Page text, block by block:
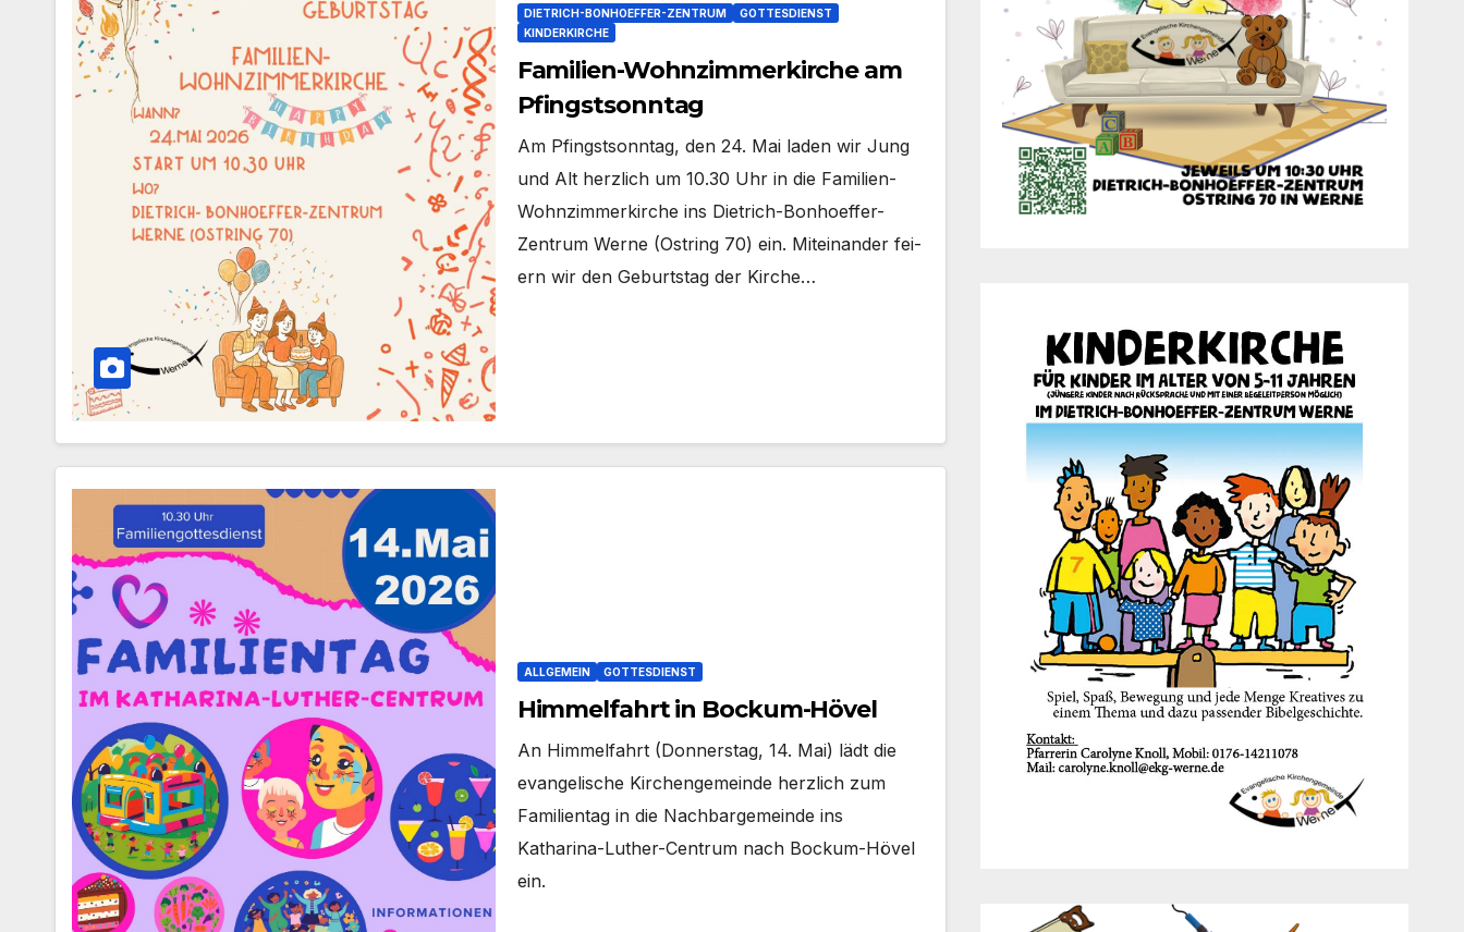
DIETRICH-BONHOEFFER-ZENTRUM
GOTTESDIENST
KINDERKIRCHE
Familien-Wohnzimmerkirche am
Pfingstsonntag
Am Pfingst­sonn­tag, den 24. Mai laden wir Jung
und Alt herz­lich um 10.30 Uhr in die Familien-
Wohnzimmerkirche ins Dietrich-Bonhoeffer-
Zentrum Wer­ne (Ost­ring 70) ein. Mit­ein­an­der fei­
ern wir den Geburts­tag der Kir­che…
ALLGEMEIN GOTTESDIENST
Himmelfahrt in Bockum-Hövel
An Him­mel­fahrt (Don­ners­tag, 14. Mai) lädt die
evan­ge­li­sche Kir­chen­ge­mein­de herz­lich zum
Fami­li­en­tag in die Nach­bar­ge­mein­de ins
Katharina-Luther-Centrum nach Bockum-Hövel
ein.